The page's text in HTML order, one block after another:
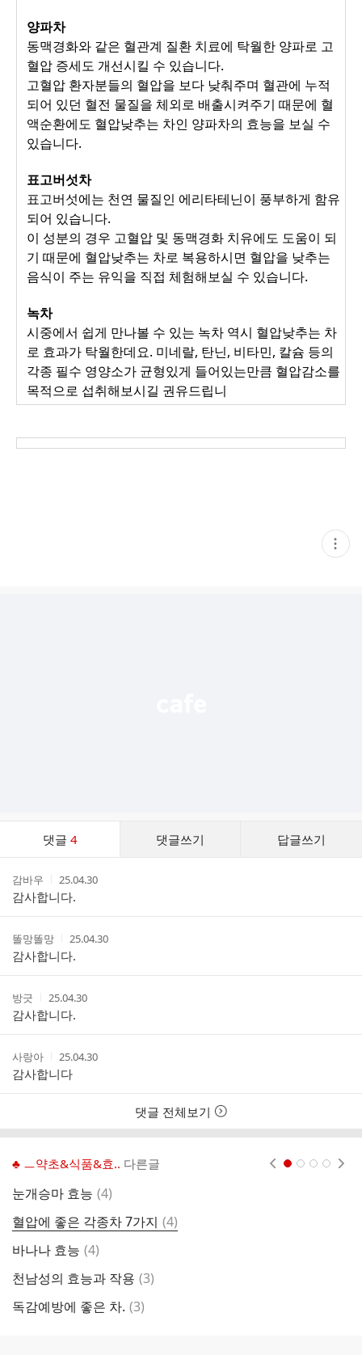
양파차
동맥경화와 같은 혈관계 질환 치료에 탁월한 양파로 고
혈압 증세도 개선시킬 수 있습니다.
고혈압 환자분들의 혈압을 보다 낮춰주며 혈관에 누적
되어 있던 혈전 물질을 체외로 배출시켜주기 때문에 혈
액순환에도 혈압낮추는 차인 양파차의 효능을 보실 수
있습니다.
표고버섯차
표고버섯에는 천연 물질인 에리타테닌이 풍부하게 함유
되어 있습니다.
이 성분의 경우 고혈압 및 동맥경화 치유에도 도움이 되
기 때문에 혈압낮추는 차로 복용하시면 혈압을 낮추는
음식이 주는 유익을 직접 체험해보실 수 있습니다.
녹차
시중에서 쉽게 만나볼 수 있는 녹차 역시 혈압낮추는 차
로 효과가 탁월한데요. 미네랄, 탄닌, 비타민, 칼슘 등의
각종 필수 영양소가 균형있게 들어있는만큼 혈압감소를
목적으로 섭취해보시길 권유드립니
현
재
댓글 4 댓글쓰기 답글쓰기
스
작
성
자
감바우
작
성
시
간
25.04.30
감사합니다.
작
성
자
똘망똘망
작
성
시
간
25.04.30
감사합니다.
작
성
자
방긋
작
성
시
간
25.04.30
감사합니다.
작
성
자
사랑아
작
성
시
간
25.04.30
감사합니다
댓글 전체보기
♣ ㅡ약초&식품&효.. 다른글
눈개승마 효능 댓
(4)
혈압에 좋은 각종차 7가지 댓
글
(4)
바나나 효능 댓
(4)
천남성의 효능과 작용 댓
(3)
독감예방에 좋은 차. 댓
(3)